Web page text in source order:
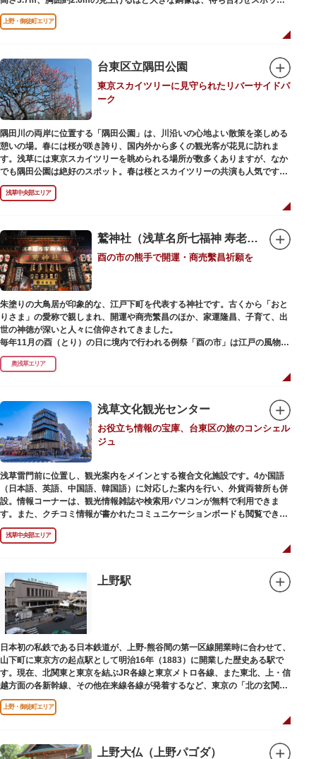
やフォトスポットとして親しまれています。彫刻家、高村光雲によって作ら
れた像は、愛犬のツンと一緒にうさぎ狩りに出かけているところだそう。
上野公園にお立ち寄りの際は、ぜひ「上野の西郷さん」と写真撮影を楽しん
上野・御徒町エリア
台東区立隅田公園
東京スカイツリーに見守られたリバーサイドパ
ーク
隅田川の両岸に位置する「隅田公園」は、川沿いの心地よい散策を楽しめる
憩いの場。春には桜が咲き誇り、国内外から多くの観光客が花見に訪れま
す。浅草には東京スカイツリーを眺められる場所が数多くありますが、なか
でも隅田公園は絶好のスポット。春は桜とスカイツリーの共演も人気です。
川沿いにある「隅田公園オープンカフェ」は、店舗の一部を屋外にした開放
的なカフェ・レストラン。綺麗な景色を眺めながら、コーヒー片手にのんび
りと過ごしても良いですね。また、クジラの滑り台が目印の「遊具広場」は
身体を動かせます。
隅田川橋梁に設置された全長約160mの「すみだリバーウォーク」は、東京
スカイツリーまでの最短距離ルートのひとつ。歩道橋の途中にあるガラス床
から隅田川を見下ろしたり、すぐ横を走る電車の迫力を楽しんだり、隅田川
散策にいかがでしょうか。
浅草中央部エリア
鷲神社（浅草名所七福神 寿老人）
酉の市の熊手で開運・商売繫昌祈願を
朱塗りの大鳥居が印象的な、江戸下町を代表する神社です。古くから「おと
りさま」の愛称で親しまれ、開運や商売繁昌のほか、家運隆昌、子育て、出
世の神徳が深いと人々に信仰されてきました。
毎年11月の酉（とり）の日に境内で行われる例祭「酉の市」は江戸の風物詩
として有名。福をかきこむと言われる熊手をはじめ八ツ頭芋、お多福の面な
ど、色とりどりの縁起物を買い求める人たちで賑わいます。樋口一葉の代表
なでる場所によって異なるご利益を授かるといわれる「なでおかめ」も人
気。ふっくらとした優しい顔立ちのおかめは「お多福」とも言われ、福が多
く幸せを招く女性の象徴という事から長年親しまれる縁起物です。
ご祭神としては天日鷲命（あめのひわしのみこと）と日本武尊（やまとたけ
るのみこと）の他、浅草名所七福神のひとつとしても知られ、寿老人が祀ら
れています。
奥浅草エリア
浅草文化観光センター
お役立ち情報の宝庫、台東区の旅のコンシェル
ジュ
浅草雷門前に位置し、観光案内をメインとする複合文化施設です。4か国語
（日本語、英語、中国語、韓国語）に対応した案内を行い、外貨両替所も併
設。情報コーナーは、観光情報雑誌や検索用パソコンが無料で利用できま
す。また、クチコミ情報が書かれたコミュニケーションボードも閲覧できる
ので、とっておきの旅のヒントを得られるかも。多目的スペースでは、映像
を活用し台東区のみどころやイベント、歴史、文化を紹介。通常、イスが配
仲見世や、隅田川や東京スカイツリーも一望できるビュースポットとなって
います。
浅草の街並みに溶け込む平屋を重ねたようなおしゃれな外観は、日本を代表
する建築家・隈研吾氏によるデザイン。木の温もりあふれる空間は、初めて
日本を訪れる海外ツーリストにも優しい印象を与えています。
浅草中央部エリア
上野駅
日本初の私鉄である日本鉄道が、上野-熊谷間の第一区線開業時に合わせて、
山下町に東京方の起点駅として明治16年（1883）に開業した歴史ある駅で
す。現在、北関東と東京を結ぶJR各線と東京メトロ各線、また東北、上・信
越方面の各新幹線、その他在来線各線が発着するなど、東京の「北の玄関
口」として機能しています。
上野・御徒町エリア
上野大仏（上野パゴダ）